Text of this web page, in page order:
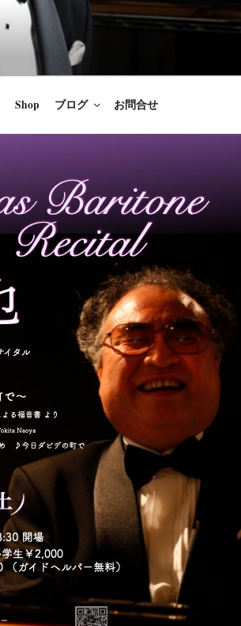
生きることは喜び
に「いのちの歌」
Shop ブログ お問合せ